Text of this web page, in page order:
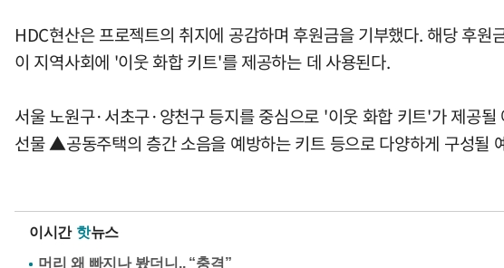
HDC현산은 프로젝트의 취지에 공감하며 후원금을 기부했다. 해당 후
이 지역사회에 '이웃 화합 키트'를 제공하는 데 사용된다.
서울 노원구·서초구·양천구 등지를 중심으로 '이웃 화합 키트'가 제공
선물 ▲공동주택의 층간 소음을 예방하는 키트 등으로 다양하게 구성될
이시간 핫뉴스